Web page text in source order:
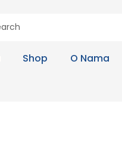
Shop O Nama